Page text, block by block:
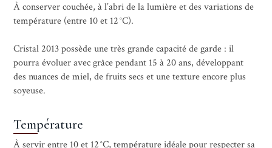
À conserver couchée, à l’abri de la lumière et des variations de
température (entre 10 et 12 °C).
Cristal 2013 possède une très grande capacité de garde : il
pourra évoluer avec grâce pendant 15 à 20 ans, développant
des nuances de miel, de fruits secs et une texture encore plus
soyeuse.
Température
À servir entre 10 et 12 °C, température idéale pour respecter sa